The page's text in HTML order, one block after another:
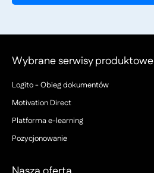
Wybrane serwisy produktowe
Logito - Obieg dokumentów
Motivation Direct
Platforma e-learning
Pozycjonowanie